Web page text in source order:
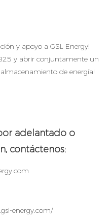
y apoyo a GSL Energy!
y abrir conjuntamente un
de energía!
adelantado o
contáctenos:
energy.com/